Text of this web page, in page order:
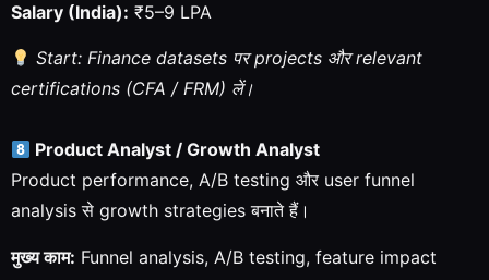
Salary (India): ₹5–9 LPA
Start: Finance datasets पर projects और relevant
certifications (CFA / FRM) लें।
Product Analyst / Growth Analyst
Product performance, A/B testing और user funnel
analysis से growth strategies बनाते हैं।
मुख्य काम: Funnel analysis, A/B testing, feature impact